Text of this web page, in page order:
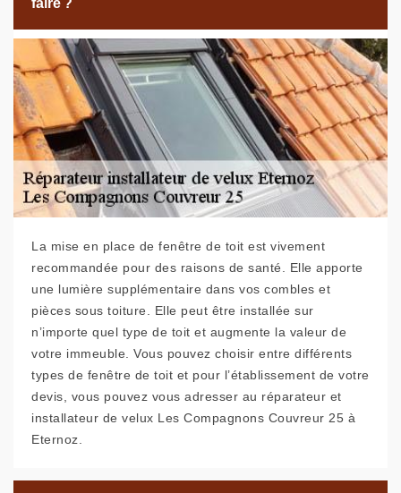
faire ?
La mise en place de fenêtre de toit est vivement
recommandée pour des raisons de santé. Elle apporte
une lumière supplémentaire dans vos combles et
pièces sous toiture. Elle peut être installée sur
n’importe quel type de toit et augmente la valeur de
votre immeuble. Vous pouvez choisir entre différents
types de fenêtre de toit et pour l’établissement de votre
devis, vous pouvez vous adresser au réparateur et
installateur de velux Les Compagnons Couvreur 25 à
Eternoz.